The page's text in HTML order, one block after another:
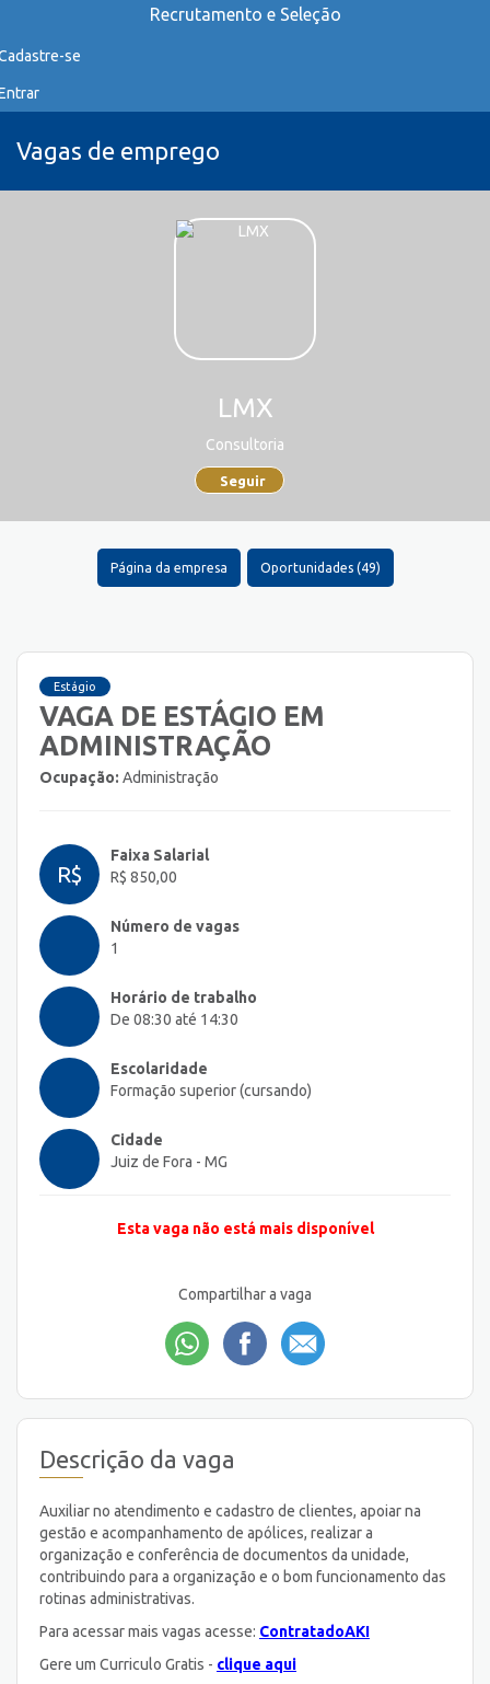
Recrutamento e Seleção
se
Vagas de emprego
LMX
Consultoria
Seguir
Página da empresa Oportunidades (49)
Estágio
VAGA DE ESTÁGIO EM
ADMINISTRAÇÃO
Ocupação: Administração
R$
Faixa Salarial
R$ 850,00
Número de vagas
1
Horário de trabalho
De 08:30 até 14:30
Escolaridade
Formação superior (cursando)
Cidade
Juiz de Fora - MG
Esta vaga não está mais disponível
Compartilhar a vaga
Descrição da vaga
Auxiliar no atendimento e cadastro de clientes, apoiar na
gestão e acompanhamento de apólices, realizar a
organização e conferência de documentos da unidade,
contribuindo para a organização e o bom funcionamento das
rotinas administrativas.
Para acessar mais vagas acesse: ContratadoAKI
Gere um Curriculo Gratis - clique aqui